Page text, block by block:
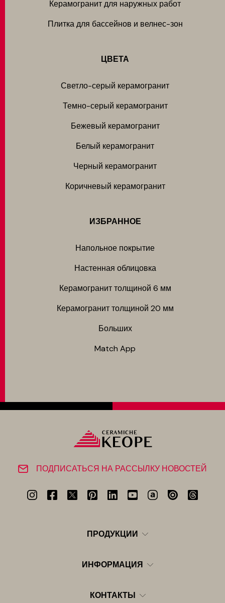
Керамогранит для наружных работ
Плитка для бассейнов и велнес-зон
ЦВЕТА
Светло-серый керамогранит
Темно-серый керамогранит
Бежевый керамогранит
Белый керамогранит
Черный керамогранит
Коричневый керамогранит
ИЗБРАННОЕ
Напольное покрытие
Настенная облицовка
Керамогранит толщиной 6 мм
Керамогранит толщиной 20 мм
Больших
Match App
ПОДПИСАТЬСЯ НА РАССЫЛКУ НОВОСТЕЙ
ПРОДУКЦИИ
ИНФОРМАЦИЯ
КОНТАКТЫ